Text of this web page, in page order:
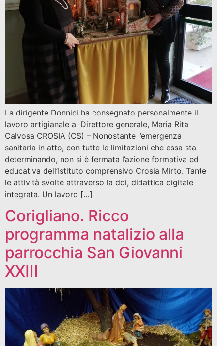
La dirigente Donnici ha consegnato personalmente il
lavoro artigianale al Direttore generale, Maria Rita
Calvosa CROSIA (CS) – Nonostante l’emergenza
sanitaria in atto, con tutte le limitazioni che essa sta
determinando, non si è fermata l’azione formativa ed
educativa dell’Istituto comprensivo Crosia Mirto. Tante
le attività svolte attraverso la ddi, didattica digitale
integrata. Un lavoro […]
Corigliano. Ricco
programma natalizio alla
parrocchia San Giovanni
XXIII